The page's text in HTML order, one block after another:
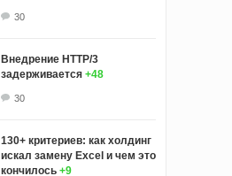
30
Внедрение HTTP/3
задерживается +48
30
130+ критериев: как холдинг
искал замену Excel и чем это
кончилось +9